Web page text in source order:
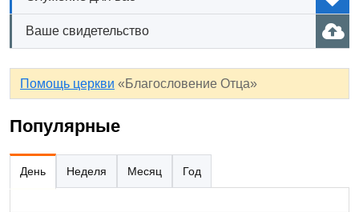
Ваше свидетельство
Помощь церкви «Благословение Отца»
Популярные
День Неделя Месяц Год